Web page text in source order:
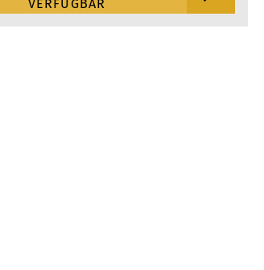
ERFÜGBAR